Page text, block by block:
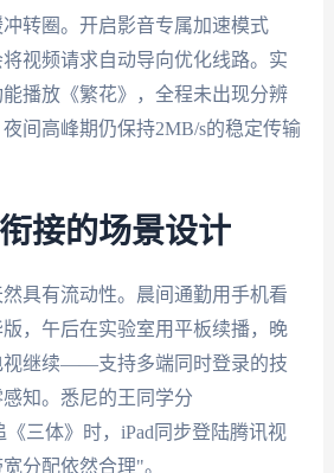
转圈。开启影音专属加速模式
视频请求自动导向优化线路。实
播放《繁花》，全程未出现分辨
间高峰期仍保持2MB/s的稳定传输
接的场景设计
具有流动性。晨间通勤用手机看
版，午后在实验室用平板续播，晚
视继续——支持多端同时登录的技
知。悉尼的王同学分
《三体》时，iPad同步登陆腾讯视
分配依然合理"。